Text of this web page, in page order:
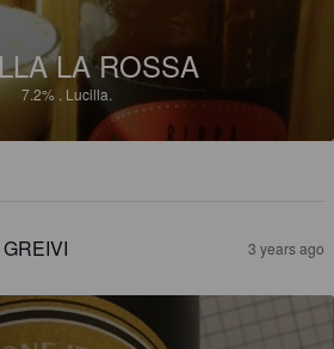
LA ROSSA
7.2% . Lucilla.
GREIVI 3 years ago